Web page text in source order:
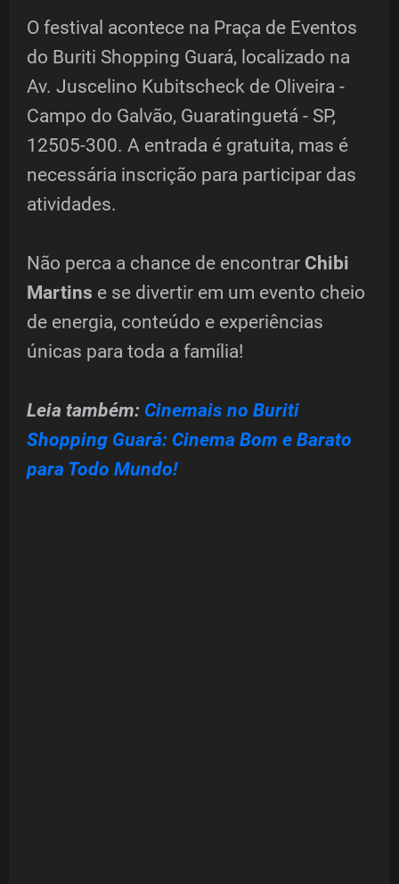
O festival acontece na Praça de Eventos
do Buriti Shopping Guará, localizado na
Av. Juscelino Kubitscheck de Oliveira -
Campo do Galvão, Guaratinguetá - SP,
12505-300. A entrada é gratuita, mas é
necessária inscrição para participar das
atividades.
Não perca a chance de encontrar Chibi
Martins e se divertir em um evento cheio
de energia, conteúdo e experiências
únicas para toda a família!
Leia também: Cinemais no Buriti
Shopping Guará: Cinema Bom e Barato
para Todo Mundo!